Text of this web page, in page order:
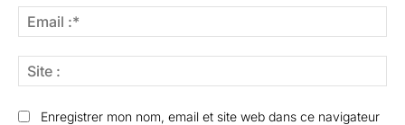
:*
:
Enregistrer mon nom, email et site web dans ce navigateur